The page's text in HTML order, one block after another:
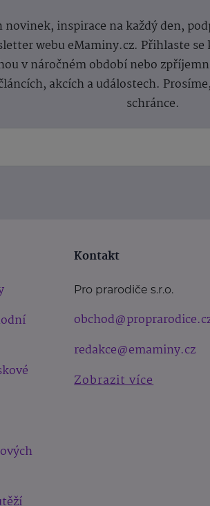
novinek, inspirace na každý den,
webu eMaminy.cz. Přihlaste
v náročném období nebo
akcích a událostech.
schránce.
Kontakt
Pro prarodiče s.r.o.
redakce@emaminy.cz
Zobrazit více